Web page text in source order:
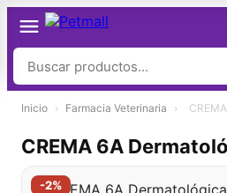
contenido
Inicio › Farmacia Veterinaria ›
-2%
CREMA 6A